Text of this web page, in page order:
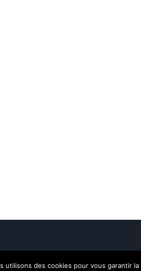
utilisons des cookies pour vous garantir